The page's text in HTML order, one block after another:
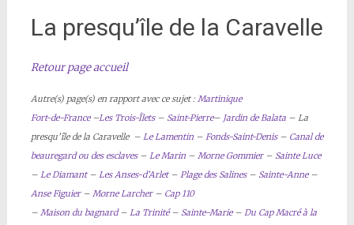
La presqu’île de la Caravelle
Retour page accueil
Autre(s) page(s) en rapport avec ce sujet : Martinique
Fort-de-France–Les Trois-Îlets– Saint-Pierre– Jardin de Balata– La
presqu’île de la Caravelle – Le Lamentin– Fonds-Saint-Denis –Canal de
beauregard ou des esclaves – Le Marin– Morne Gommier– Sainte Luce
– Le Diamant– Les Anses-d’Arlet– Plage des Salines– Sainte-Anne–
Anse Figuier– Morne Larcher– Cap 110
– Maison du bagnard– La Trinité– Sainte-Marie– Du Cap Macré à la